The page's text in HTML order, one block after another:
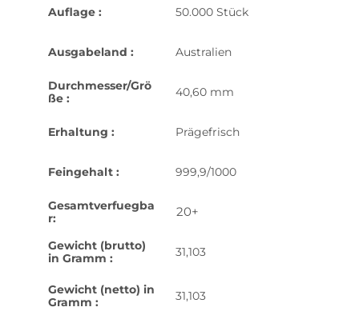
Auflage : 50.000 Stück
Ausgabeland : Australien
Durchmesser/Grö
ße :
40,60 mm
Erhaltung : Prägefrisch
Feingehalt : 999,9/1000
Gesamtverfuegba
r:
20+
Gewicht (brutto)
in Gramm :
31,103
Gewicht (netto) in
Gramm :
31,103